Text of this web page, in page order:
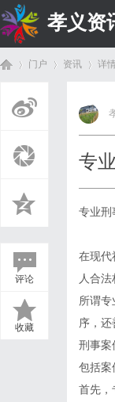
孝义资
门户 资讯
›
详
评论
收藏
专
专业刑
在现代
人合
所谓
序，还
刑事案
包括案
首先，